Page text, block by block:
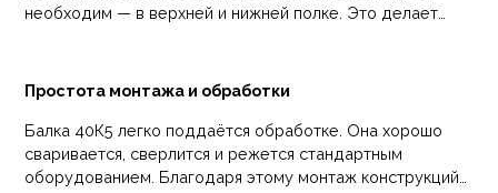
необходим — в верхней и нижней полке. Это делает
Простота монтажа и обработки
Балка 40К5 легко поддаётся обработке. Она хорошо
сваривается, сверлится и режется стандартным
оборудованием. Благодаря этому монтаж конструкций